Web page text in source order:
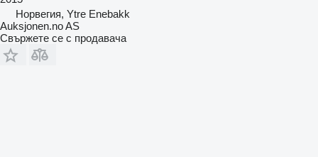
Норвегия, Ytre Enebakk
Auksjonen.no AS
Свържете се с продавача